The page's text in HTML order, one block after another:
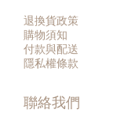
退換貨政策
購物須知
付款與配送
隱私權條款
聯絡我們